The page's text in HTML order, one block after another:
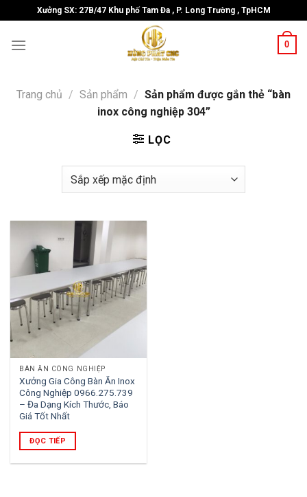
to
content
Xưởng SX: 27B/47 Khu phố Tam Đa , P. Long Trường , TpHCM
0
Trang chủ / Sản phẩm / Sản phẩm được gắn thẻ “bàn
inox công nghiệp 304”
LỌC
BÀN ĂN CÔNG NGHIỆP
Xưởng Gia Công Bàn Ăn Inox
Công Nghiệp 0966.275.739
– Đa Dạng Kích Thước, Báo
Giá Tốt Nhất
ĐỌC TIẾP